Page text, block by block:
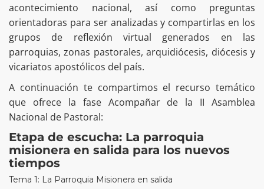
acontecimiento nacional, así como preguntas
orientadoras para ser analizadas y compartirlas en los
grupos de reflexión virtual generados en las
parroquias, zonas pastorales, arquidiócesis, diócesis y
vicariatos apostólicos del país.
A continuación te compartimos el recurso temático
que ofrece la fase Acompañar de la II Asamblea
Nacional de Pastoral:
Etapa de escucha: La parroquia
misionera en salida para los nuevos
tiempos
Tema 1: La Parroquia Misionera en salida